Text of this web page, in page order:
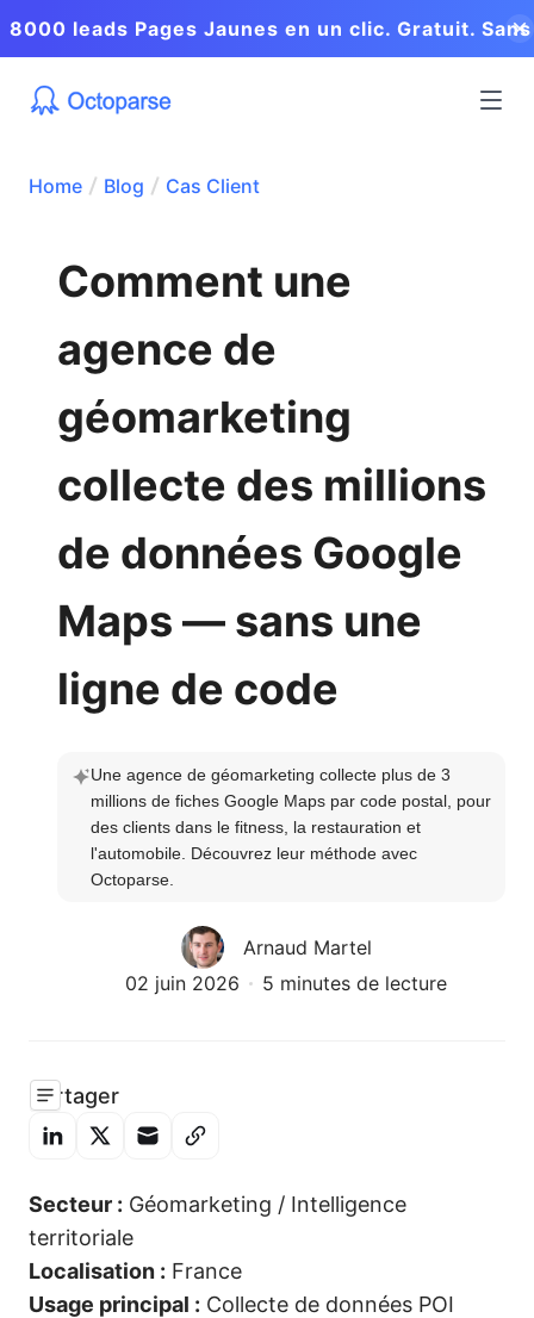
8000 leads Pages Jaunes en un clic. Gratuit. Sans
Home Blog Cas Client
Comment une
agence de
géomarketing
collecte des millions
de données Google
Maps — sans une
ligne de code
Une agence de géomarketing collecte plus de 3
millions de fiches Google Maps par code postal, pour
des clients dans le fitness, la restauration et
l'automobile. Découvrez leur méthode avec
Octoparse.
Arnaud Martel
02 juin 2026
5 minutes de lecture
Partager
Secteur : Géomarketing / Intelligence
territoriale
Localisation : France
Usage principal : Collecte de données POI